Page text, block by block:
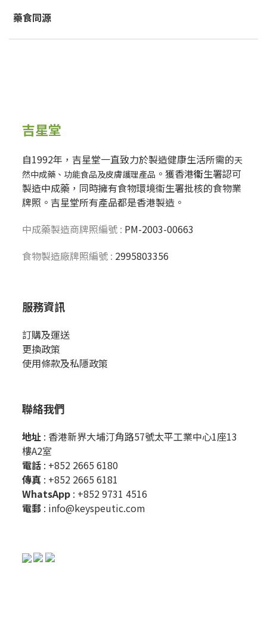
藥食同源
吉星堂
自1992年，吉星堂一直致力於製造健康生活所需的天
然中成藥、功能食品及皮膚護理產品 。獲香港衞生署認可
製造中成藥，同時擁有食物環境衞生署批核的食物業
牌照。吉星堂所有產品都是香港製造。
中成藥製造商牌照編號 : PM-2003-00663
食物製造廠牌照編號 : 2995803356
服務資訊
訂購及運送
更換政策
使用條款及私隱政策
聯絡我們
地址 : 香港新界大埔汀角路57號太平工業中心1座13
樓A2室
電話 : +852 2665 6180
傳真 : +852 2665 6181
WhatsApp : +852 9731 4516
電郵 : info@keyspeutic.com